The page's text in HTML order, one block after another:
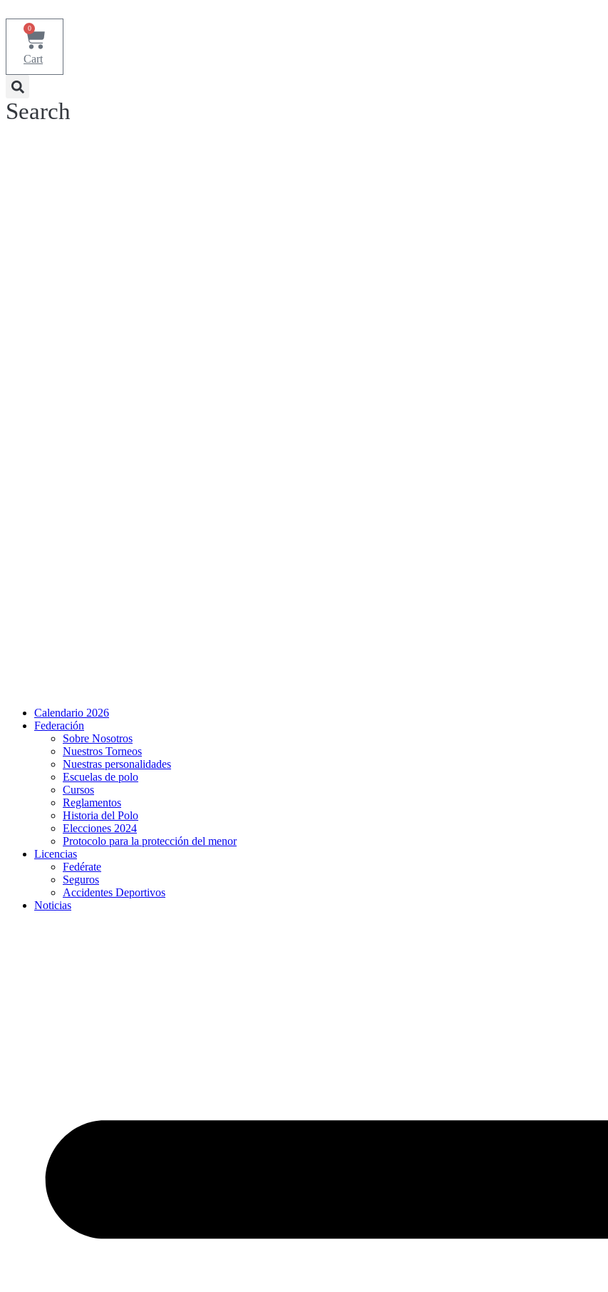
contenido
0
Cart
Search
Calendario 2026
Federación
Sobre Nosotros
Nuestros Torneos
Nuestras personalidades
Escuelas de polo
Cursos
Reglamentos
Historia del Polo
Elecciones 2024
Protocolo para la protección del menor
Licencias
Fedérate
Seguros
Accidentes Deportivos
Noticias